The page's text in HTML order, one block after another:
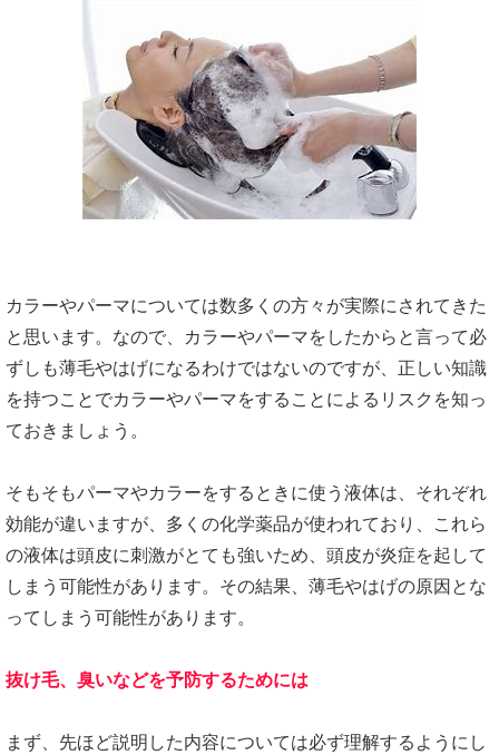
カラーやパーマについては数多くの方々が実際にされてきた
と思います。なので、カラーやパーマをしたからと言って必
ずしも薄毛やはげになるわけではないのですが、正しい知識
を持つことでカラーやパーマをすることによるリスクを知っ
ておきましょう。
そもそもパーマやカラーをするときに使う液体は、それぞれ
効能が違いますが、多くの化学薬品が使われており、これら
の液体は頭皮に刺激がとても強いため、頭皮が炎症を起して
しまう可能性があります。その結果、薄毛やはげの原因とな
ってしまう可能性があります。
抜け毛、臭いなどを予防するためには
まず、先ほど説明した内容については必ず理解するようにし